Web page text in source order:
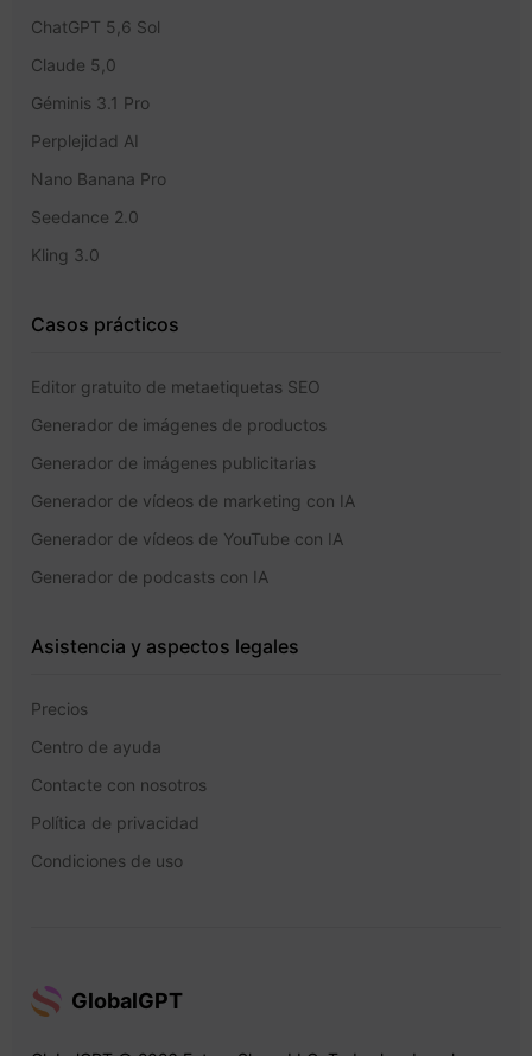
ChatGPT 5,6 Sol
Claude 5,0
Géminis 3.1 Pro
Perplejidad AI
Nano Banana Pro
Seedance 2.0
Kling 3.0
Casos prácticos
Editor gratuito de metaetiquetas SEO
Generador de imágenes de productos
Generador de imágenes publicitarias
Generador de vídeos de marketing con IA
Generador de vídeos de YouTube con IA
Generador de podcasts con IA
Asistencia y aspectos legales
Precios
Centro de ayuda
Contacte con nosotros
Política de privacidad
Condiciones de uso
GlobalGPT